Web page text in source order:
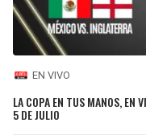
EN VIVO
LA COPA EN TUS MANOS, EN
5 DE JULIO